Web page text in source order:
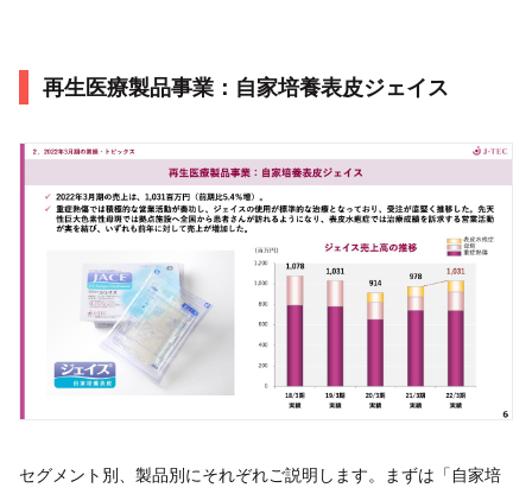
再生医療製品事業：自家培養表皮ジェイス
セグメント別、製品別にそれぞれご説明します。まずは「自家培